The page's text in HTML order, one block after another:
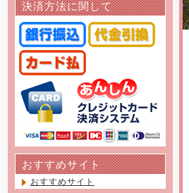
決済方法に関して
おすすめサイト
おすすめサイト